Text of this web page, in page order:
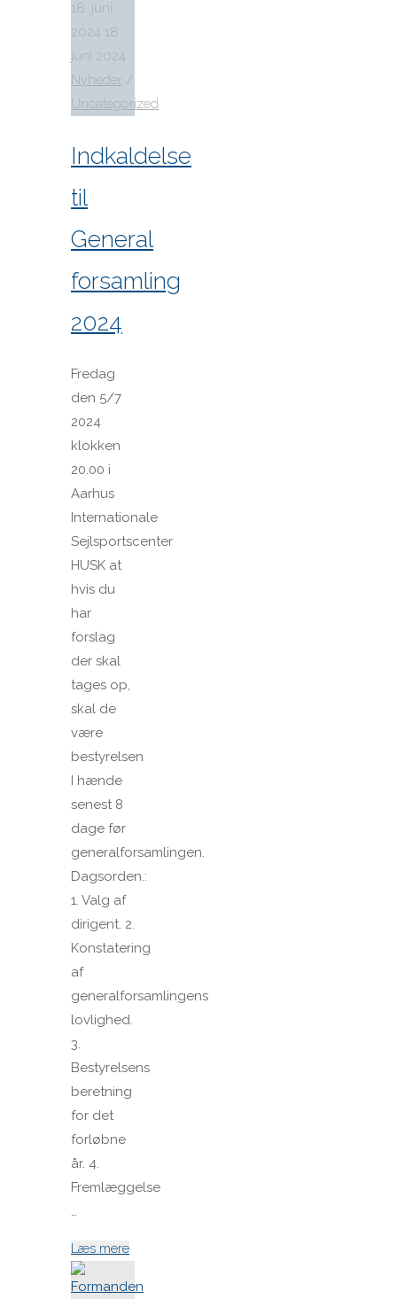
18. juni
2024 18.
juni 2024
Nyheder /
Uncategorized
Indkaldelse
til
General
forsamling
2024
Fredag
den 5/7
2024
klokken
20.00 i
Aarhus
Internationale
Sejlsportscenter
HUSK at
hvis du
har
forslag
der skal
tages op,
skal de
være
bestyrelsen
I hænde
senest 8
dage før
generalforsamlingen.
Dagsorden.:
1. Valg af
dirigent. 2.
Konstatering
af
generalforsamlingens
lovlighed.
3.
Bestyrelsens
beretning
for det
forløbne
år. 4.
Fremlæggelse
…
Læs mere"Indkaldelse
General